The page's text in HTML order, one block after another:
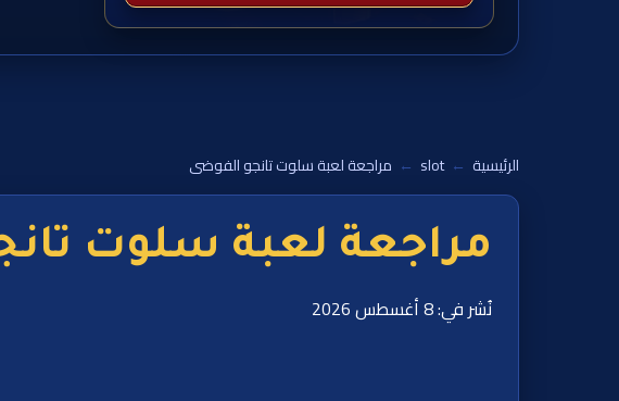
الرئيسية ←
slot
← مراجعة لعبة سلوت تانجو الفوضى
مراجعة لعبة سلوت
نُشر في: 8 أغسطس 2026